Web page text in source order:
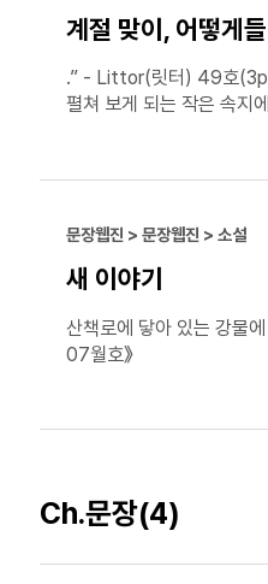
계절 맞이, 어떻게
.” - Littor(릿터) 49호
펼쳐 보게 되는 작은 속지
잠을 자기 위해 읽곤 하는
문장웹진 > 문장웹진 > 소설
새 이야기
07월호》
Ch.문장(4)